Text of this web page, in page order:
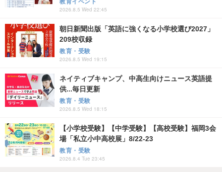
教育イベント
2026.8.5 Wed 22:45
朝日新聞出版「英語に強くなる小学校選び2027」
209校収録
教育・受験
2026.8.5 Wed 19:15
ネイティブキャンプ、中高生向けニュース英語提
供...毎日更新
教育・受験
2026.8.5 Wed 18:15
【小学校受験】【中学受験】【高校受験】福岡3会
場「私立小中高校展」8/22-23
教育・受験
2026.8.4 Tue 23:45